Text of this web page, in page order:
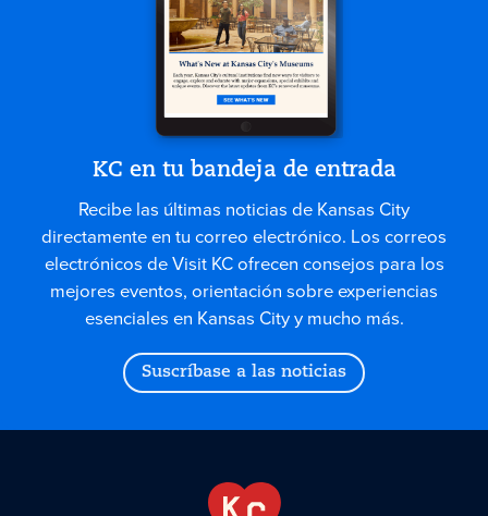
KC en tu bandeja de entrada
Recibe las últimas noticias de Kansas City
directamente en tu correo electrónico. Los correos
electrónicos de Visit KC ofrecen consejos para los
mejores eventos, orientación sobre experiencias
esenciales en Kansas City y mucho más.
Suscríbase a las noticias